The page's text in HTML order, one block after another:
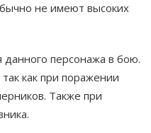
не имеют высоких
данного персонажа в бою.
как при поражении
Также при